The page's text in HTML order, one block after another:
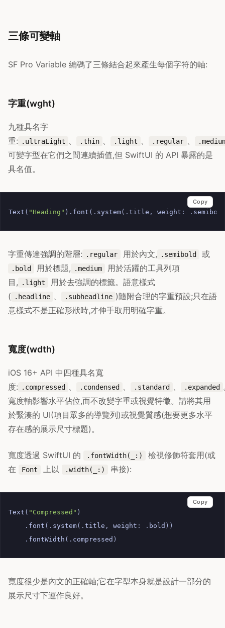
三條可變軸
SF Pro Variable 編碼了三條結合起來產生每個字符的軸:
字重(wght)
九種具名字
重:
.ultraLight 、 .thin 、 .light 、 .regular 、
可變字型在它們之間連續插值,但 SwiftUI 的 API 暴露的是
具名值。
Text ( "Heading" ). font (. system(. title , weight : . semibold
Copy
字重傳達強調的階層: .regular 用於內文, .semibold 或
.bold 用於標題, .medium
用於活躍的工具列項
目,
.light
用於去強調的標籤。語意樣式
(
.headline 、 .subheadline )隨附合理的字重預設;只在語
意樣式不是正確形狀時,才伸手取用明確字重。
寬度(wdth)
iOS 16+ API 中四種具名寬
度:
.compressed 、 .condensed 、 .standard 、 .expanded
寬度軸影響水平佔位,而不改變字重或視覺特徵。請將其用
於緊湊的 UI(項目眾多的導覽列)或視覺質感(想要更多水平
存在感的展示尺寸標題)。
寬度透過 SwiftUI 的 .fontWidth(_:)
檢視修飾符套用(或
在
Font 上以 .width(_:) 串接):
Text ( "Compressed" )
. font (. system(. title , weight : . bold ))
. fontWidth (. compressed )
Copy
寬度很少是內文的正確軸;它在字型本身就是設計一部分的
展示尺寸下運作良好。